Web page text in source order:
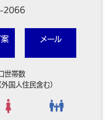
2066
メール
世帯数
外国人住民含む）